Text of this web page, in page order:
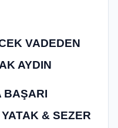
VADEDEN
AYDIN
BAŞARI
& SEZER